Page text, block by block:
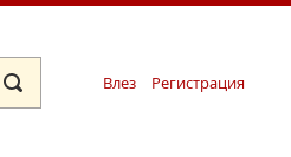
Влез Регистрация